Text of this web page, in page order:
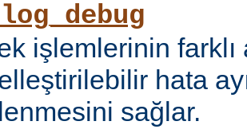
işlemlerinin farklı
hata
sağlar.